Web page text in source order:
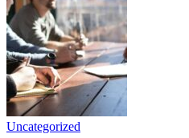
Uncategorized